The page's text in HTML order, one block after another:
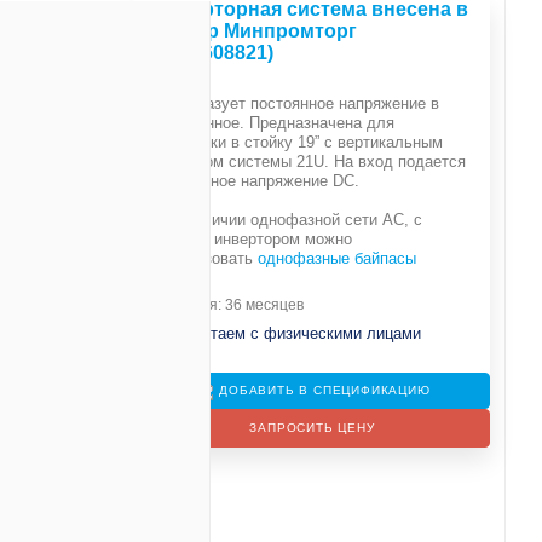
Инверторная система внесена в
реестр Минпромторг
(№10608821)
Преобразует постоянное напряжение в
переменное. Предназначена для
установки в стойку 19” с вертикальным
размером системы 21U. На вход подается
постоянное напряжение DC.
При наличии однофазной сети АС, с
данным инвертором можно
использовать однофазные байпасы
Гарантия: 36 месяцев
Не работаем с физическими лицами
ДОБАВИТЬ В СПЕЦИФИКАЦИЮ
ЗАПРОСИТЬ ЦЕНУ